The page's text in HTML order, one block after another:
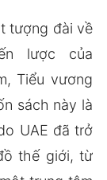
tượng đài về
lược của
Tiểu vương
sách này là
UAE đã trở
thế giới, từ